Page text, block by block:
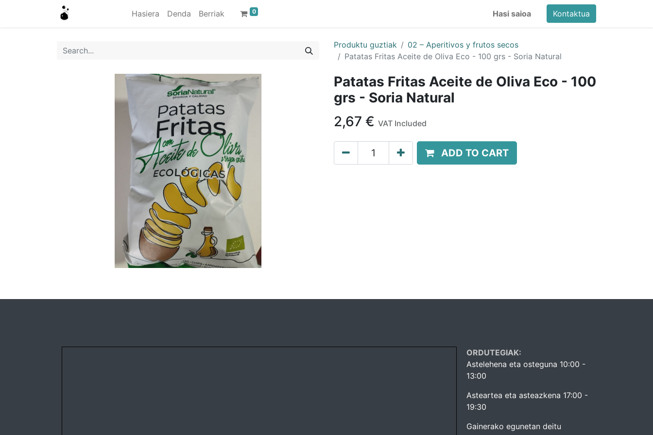
Hasiera Denda Berriak 0 Hasi saioa Kontaktua
Produktu guztiak
02 – Aperitivos y frutos secos
Patatas Fritas Aceite de Oliva Eco - 100 grs - Soria Natural
Patatas Fritas Aceite de Oliva Eco - 100
grs - Soria Natural
2,67 € VAT Included
ADD TO CART
ORDUTEGIAK:
Astelehena eta osteguna 10:00 -
13:00
Asteartea eta asteazkena 17:00 -
19:30
Gainerako egunetan deitu